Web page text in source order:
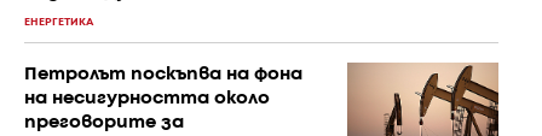
ЕНЕРГЕТИКА
Петролът поскъпва на фона
на несигурността около
преговорите за